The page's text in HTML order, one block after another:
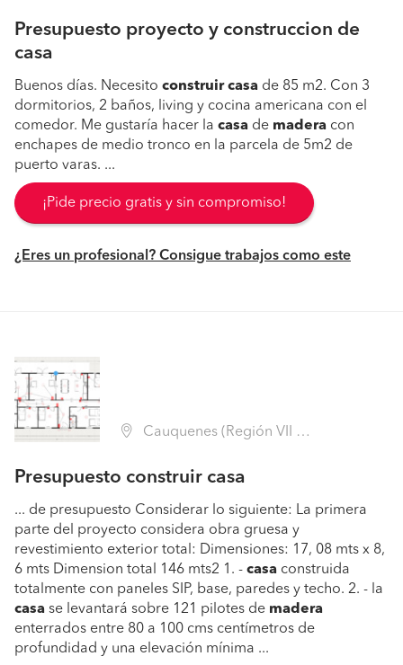
Presupuesto proyecto y construccion de
casa
Buenos días. Necesito construir casa de 85 m2. Con 3
dormitorios, 2 baños, living y cocina americana con el
comedor. Me gustaría hacer la casa de madera con
enchapes de medio tronco en la parcela de 5m2 de
puerto varas. ...
¡Pide precio gratis y sin compromiso!
¿Eres un profesional? Consigue trabajos como este
Cauquenes (Región VII Maule - Cauquenes)
Presupuesto construir casa
... de presupuesto Considerar lo siguiente: La primera
parte del proyecto considera obra gruesa y
revestimiento exterior total: Dimensiones: 17, 08 mts x 8,
6 mts Dimension total 146 mts2 1. - casa construida
totalmente con paneles SIP, base, paredes y techo. 2. - la
casa se levantará sobre 121 pilotes de madera
enterrados entre 80 a 100 cms centímetros de
profundidad y una elevación mínima ...